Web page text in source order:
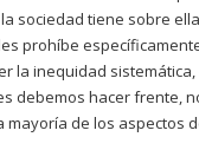
sociedad tiene sobre
prohíbe
la inequidad
debemos hacer frente,
mayoría de los aspectos